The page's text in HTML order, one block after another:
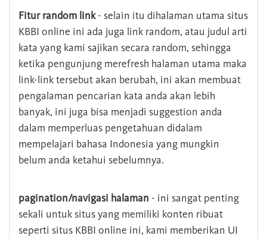
Fitur random link- selain itu dihalaman utama situs
KBBI online ini ada juga link random, atau judul arti
kata yang kami sajikan secara random, sehingga
ketika pengunjung merefresh halaman utama maka
link-link tersebut akan berubah, ini akan membuat
pengalaman pencarian kata anda akan lebih
banyak, ini juga bisa menjadi suggestion anda
dalam memperluas pengetahuan didalam
mempelajari bahasa Indonesia yang mungkin
belum anda ketahui sebelumnya.
pagination/navigasi halaman - ini sangat penting
sekali untuk situs yang memiliki konten ribuat
seperti situs KBBI online ini, kami memberikan UI